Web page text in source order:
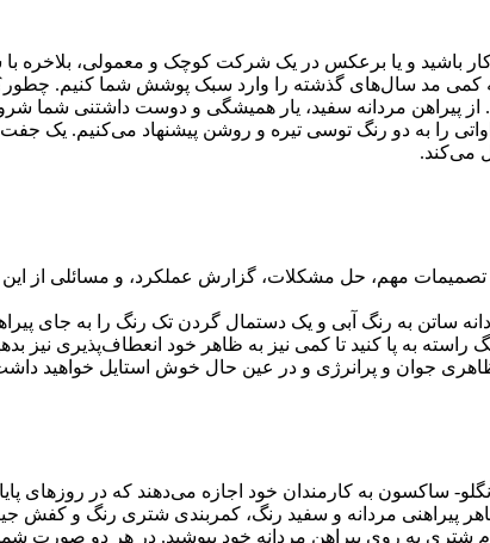
باشید و یا برعکس در یک شرکت کوچک و معمولی، بلاخره با
کمی مد سال‌های گذشته را وارد سبک پوشش شما کنیم.
پیراهن مردانه سفید، یار همیشگی و دوست داشتنی شما
را به دو رنگ توسی تیره و روشن پیشنهاد می‌کنیم. یک
می‌کند.
مهم، حل مشکلات، گزارش عملکرد، و مسائلی از
ساتن به رنگ آبی و یک دستمال گردن تک رنگ را به جای
راسته به پا کنید تا کمی نیز به ظاهر خود انعطاف‌پذیری
ظاهری جوان و پرانرژی و در عین حال خوش استایل خواهید
ساکسون به کارمندان خود اجازه می‌دهند که در روزهای
پیراهنی مردانه و سفید رنگ، کمربندی شتری رنگ و کفش
به روی پیراهن مردانه خود بپوشید. در هر دو صورت